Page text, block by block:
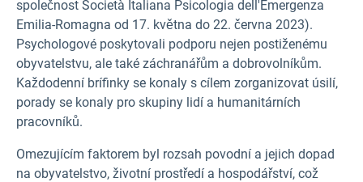
společnost Società Italiana Psicologia dell'Emergenza
Emilia-Romagna od 17. května do 22. června 2023).
Psychologové poskytovali podporu nejen postiženému
obyvatelstvu, ale také záchranářům a dobrovolníkům.
Každodenní brífinky se konaly s cílem zorganizovat úsilí,
porady se konaly pro skupiny lidí a humanitárních
pracovníků.
Omezujícím faktorem byl rozsah povodní a jejich dopad
na obyvatelstvo, životní prostředí a hospodářství, což